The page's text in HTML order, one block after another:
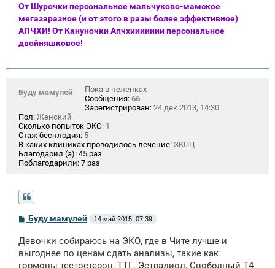
От Шурочки персональное мальчуково-мамское
мегазаразное (и от этого в разы более эффективное)
АПЧХИ! От Кануночки Апчхиииииии персональное
двойняшковое!
Буду мамулей
Пока в пеленках
Сообщения: 66
Зарегистрирован: 24 дек 2013, 14:30
Пол: Женский
Сколько попыток ЭКО: 1
Стаж бесплодия: 5
В каких клиниках проводилось лечение: ЗКПЦ
Благодарил (а): 45 раз
Поблагодарили: 7 раз
С
о
б
щ
Буду мамулей 14 май 2015, 07:39
Девочки собираюсь на ЭКО, где в Чите лучше и
выгоднее по ценам сдать анализы, такие как
гормоны тестостерон, ТТГ. Эстрадиол, Свободный Т4